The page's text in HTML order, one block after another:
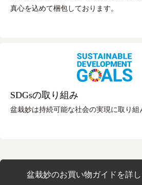
真心を込めて梱包しております。
SDGsの取り組み
盆栽妙は持続可能な社会の実現に取り組
盆栽妙のお買い物ガイドを詳